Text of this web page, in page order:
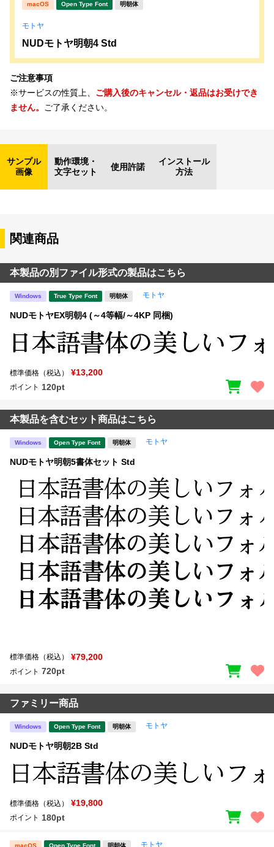
macOS Open Type Font 明朝体
モトヤ
NUDモトヤ明朝4 Std
ご注意事項
※サービスの性質上、 ご購入後のキャンセル・返品はお受けでき
ません。 ご了承ください。
サンプル
画像
動作環境・
文字セット
使用許諾
インストール
方法
関連商品
本製品の別ファイル形式の製品はこちら
Windows True Type Font 明朝体 モトヤ
NUDモトヤEX明朝4 (～4等幅/～4KP 同梱)
標準価格（税込） ¥13,200
ポイント 120pt
本製品を含むセット商品はこちら
Windows Open Type Font 明朝体 モトヤ
NUDモトヤ明朝5書体セット Std
標準価格（税込） ¥79,200
ポイント 720pt
ファミリー商品
Windows Open Type Font 明朝体 モトヤ
NUDモトヤ明朝2B Std
標準価格（税込） ¥19,800
ポイント 180pt
モトヤ